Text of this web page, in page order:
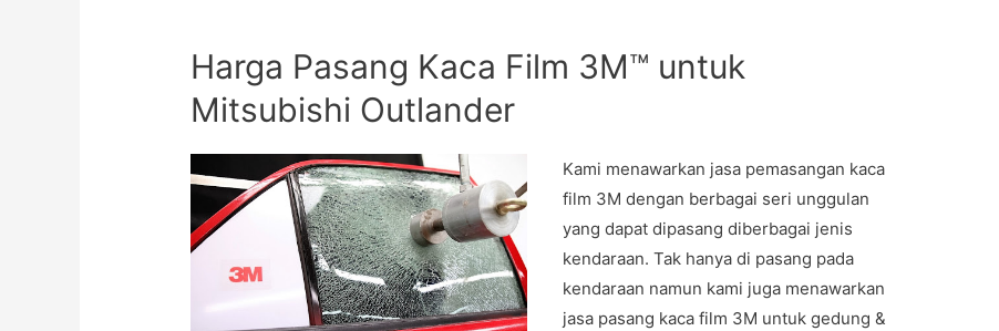
Harga Pasang Kaca Film 3M™ untuk
Mitsubishi Outlander
Kami menawarkan jasa pemasangan kaca
film 3M dengan berbagai seri unggulan
yang dapat dipasang diberbagai jenis
kendaraan. Tak hanya di pasang pada
kendaraan namun kami juga menawarkan
jasa pasang kaca film 3M untuk gedung &